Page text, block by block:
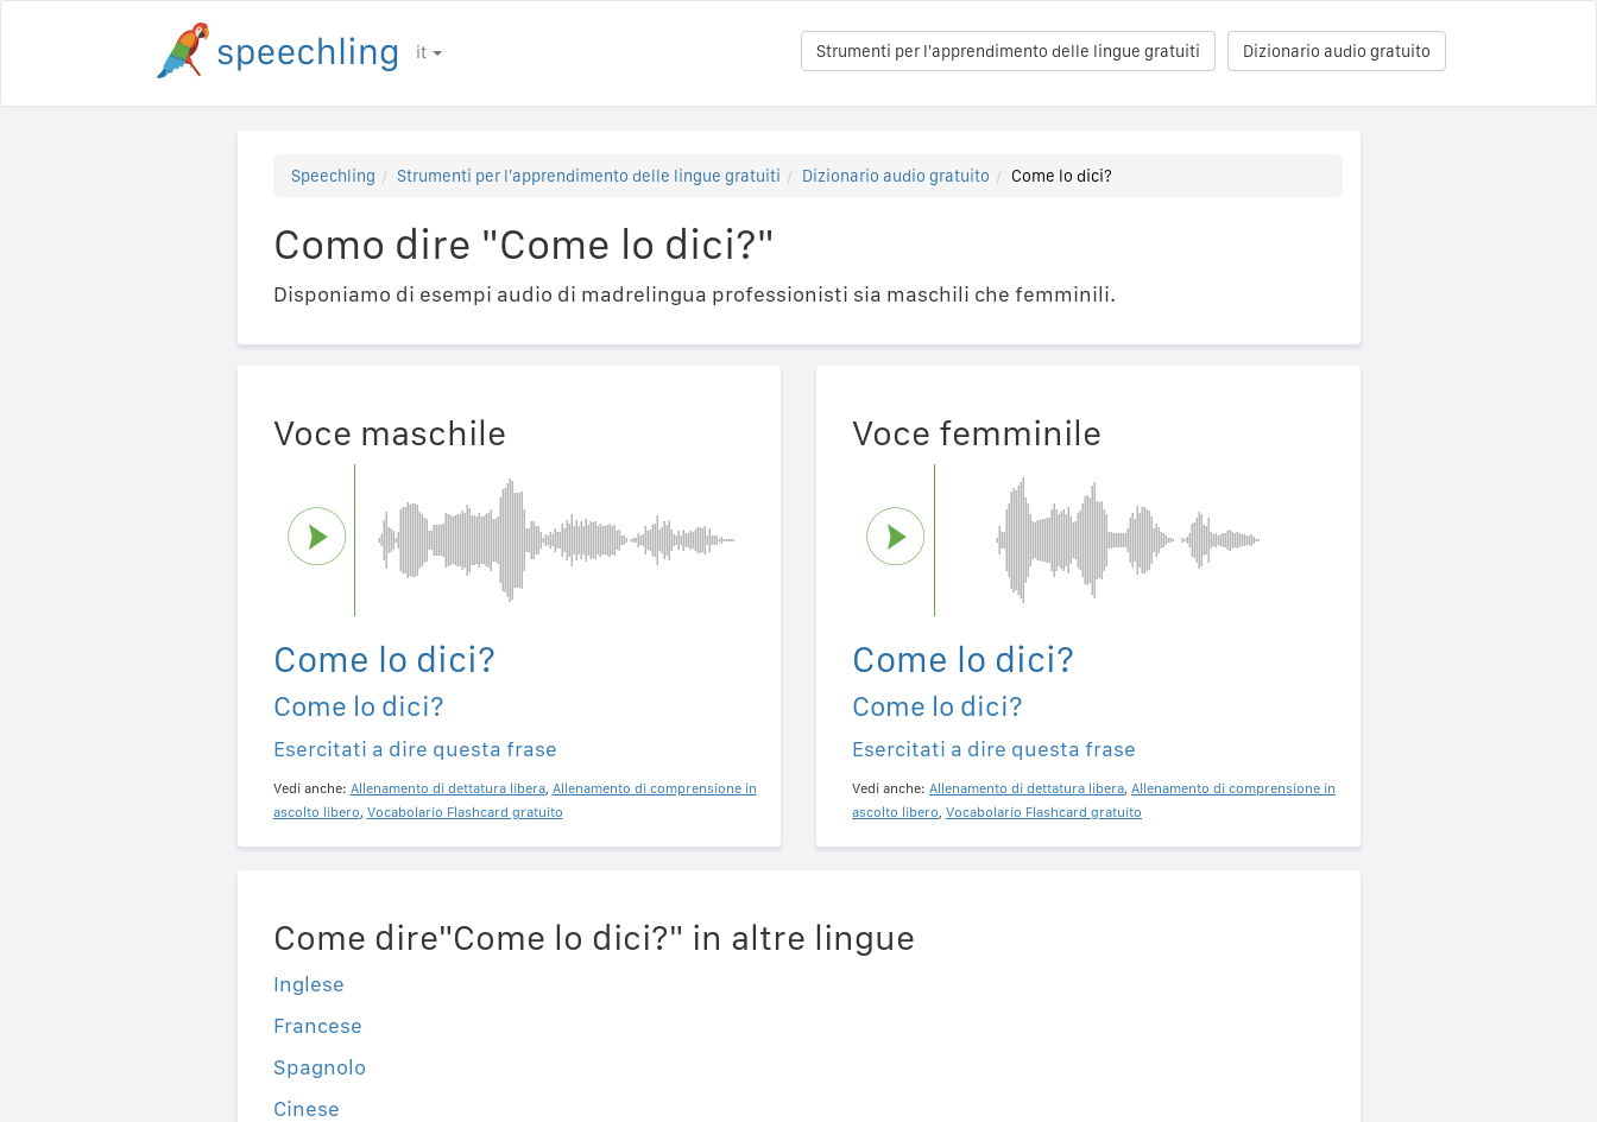
it Dizionario audio gratuito
Strumenti per l'apprendimento delle lingue gratuiti
Speechling Strumenti per l'apprendimento delle lingue gratuiti Dizionario audio gratuito Come lo dici?
Como dire "Come lo dici?"
Disponiamo di esempi audio di madrelingua professionisti sia maschili che femminili.
Voce maschile
Come lo dici?
Come lo dici?
Esercitati a dire questa frase
Vedi anche: Allenamento di dettatura libera, Allenamento di comprensione in
ascolto libero, Vocabolario Flashcard gratuito
Voce femminile
Come lo dici?
Come lo dici?
Esercitati a dire questa frase
Vedi anche: Allenamento di dettatura libera, Allenamento di comprensione in
ascolto libero, Vocabolario Flashcard gratuito
Come dire"Come lo dici?" in altre lingue
Inglese
Francese
Spagnolo
Cinese